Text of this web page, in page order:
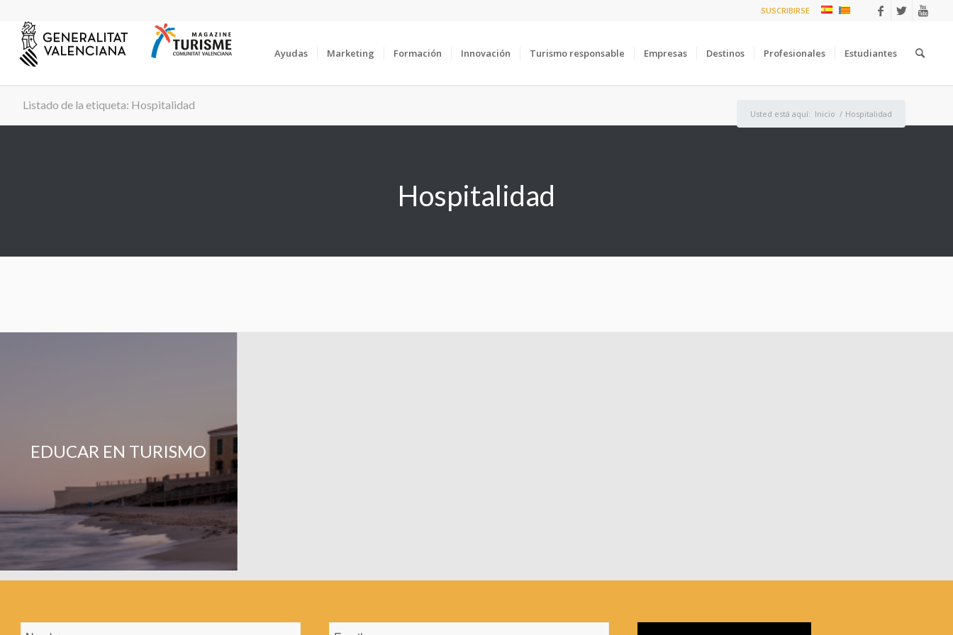
SUSCRIBIRSE
Ayudas Marketing Formación Innovación Turismo responsable Empresas Destinos Profesionales Estudiantes
Listado de la etiqueta: Hospitalidad
Usted está aquí: Inicio / Hospitalidad
Hospitalidad
EDUCAR EN TURISMO